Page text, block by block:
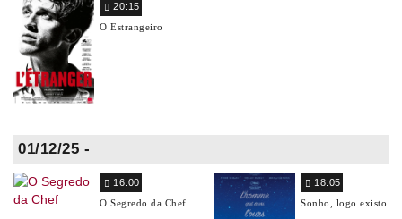
20:15
O Estrangeiro
01/12/25 -
16:00
O Segredo da Chef
18:05
Sonho, logo existo